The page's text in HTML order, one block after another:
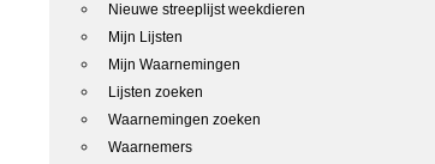
Nieuwe streeplijst weekdieren
Mijn Lijsten
Mijn Waarnemingen
Lijsten zoeken
Waarnemingen zoeken
Waarnemers